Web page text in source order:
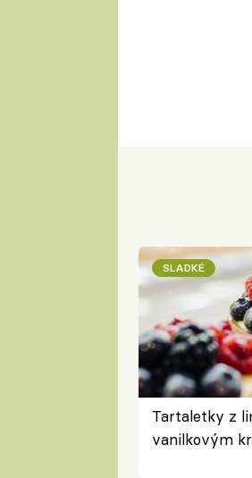
SLADKÉ
Tartaletky z
vanilkovým